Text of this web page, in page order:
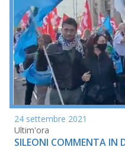
24 settembre 2021
Ultim'ora
SILEONI COMMENTA IN